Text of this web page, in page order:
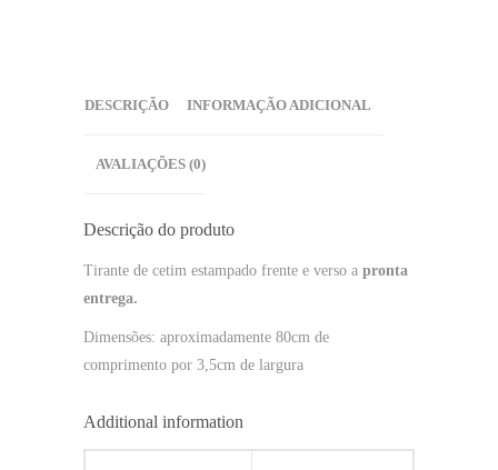
DESCRIÇÃO INFORMAÇÃO ADICIONAL
AVALIAÇÕES (0)
Descrição do produto
Tirante de cetim estampado frente e verso a pronta
entrega.
Dimensões: aproximadamente 80cm de
comprimento por 3,5cm de largura
Additional information